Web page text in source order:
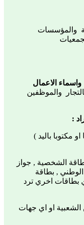
والمؤسسات
الاعمال
والموظفين
:
باليد )
الشخصية , جواز
, بطاقة
بطاقات اخري ترد
او اي جهات